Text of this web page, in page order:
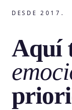
DESDE 2017.
Aquí